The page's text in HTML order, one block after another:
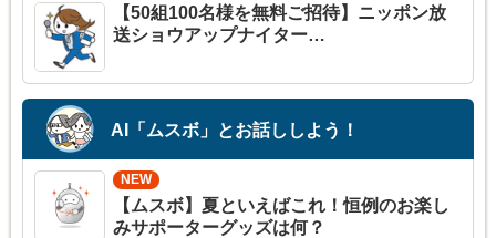
【50組100名様を無料ご招待】ニッポン放
送ショウアップナイター…
AI「ムスボ」とお話ししよう！
【ムスボ】夏といえばこれ！恒例のお楽し
みサポーターグッズは何？